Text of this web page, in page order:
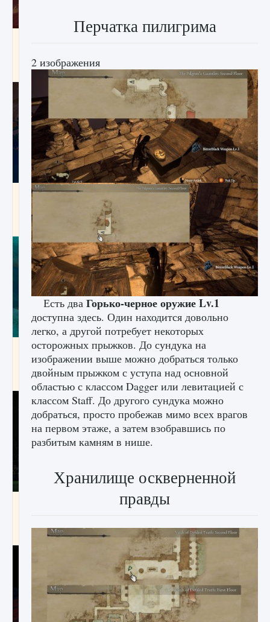
Как приручить существ джунглей Нари в
9 августа 2024 1 218 0 0
Как разблокировать заклинание Крист в
0
Как приручить существ из степей Тамура в
игре Creatures of Ava
9 августа 2024 1 164 0 0
Как исправить ошибку EA FC 25 beta,
9 августа 2024 1 370 0
Перчатка пилигрима
2 изображения
Есть два Горько-черное оружие Lv.1
доступна здесь. Один находится довольно
легко, а другой потребует некоторых
осторожных прыжков. До сундука на
изображении выше можно добраться только
двойным прыжком с уступа над основной
областью с классом Dagger или левитацией с
классом Staff. До другого сундука можно
добраться, просто пробежав мимо всех врагов
на первом этаже, а затем взобравшись по
разбитым камням в нише.
Хранилище оскверненной
правды